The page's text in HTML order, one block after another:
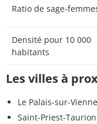
Ratio de sage-
Densité pour 10 000
habitants
Les villes à
Le Palais-sur-
Saint-Priest-